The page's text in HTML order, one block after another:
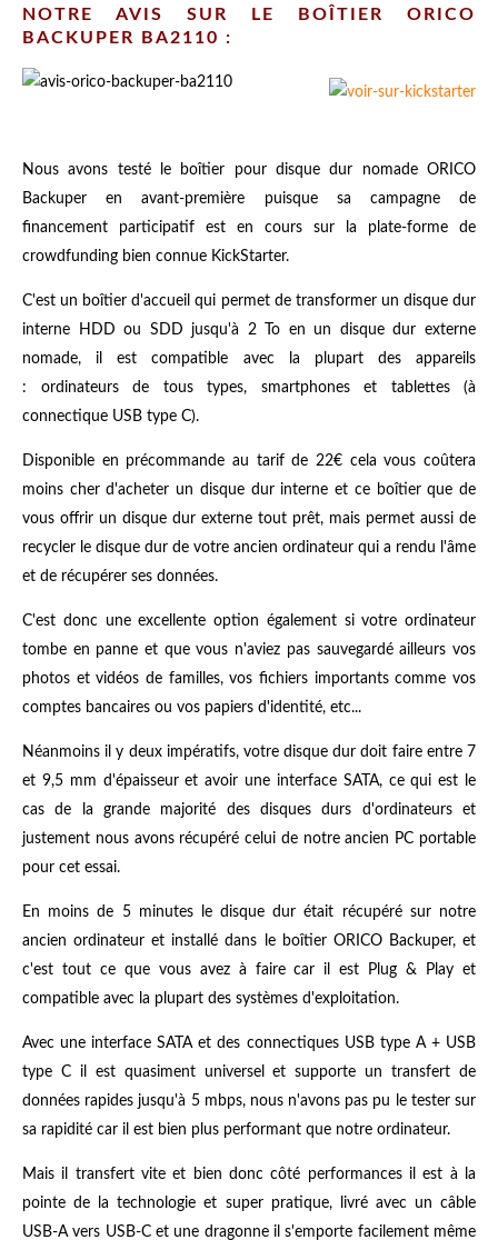
NOTRE AVIS SUR LE BOÎTIER ORICO
BACKUPER BA2110 :
Nous avons testé le boîtier pour disque dur nomade ORICO
Backuper en avant-première puisque sa campagne de
financement participatif est en cours sur la plate-forme de
crowdfunding bien connue KickStarter.
C'est un boîtier d'accueil qui permet de transformer un disque dur
interne HDD ou SDD jusqu'à 2 To en un disque dur externe
nomade, il est compatible avec la plupart des appareils
: ordinateurs de tous types, smartphones et tablettes (à
connectique USB type C).
Disponible en précommande au tarif de 22€ cela vous coûtera
moins cher d'acheter un disque dur interne et ce boîtier que de
vous offrir un disque dur externe tout prêt, mais permet aussi de
recycler le disque dur de votre ancien ordinateur qui a rendu l'âme
et de récupérer ses données.
C'est donc une excellente option également si votre ordinateur
tombe en panne et que vous n'aviez pas sauvegardé ailleurs vos
photos et vidéos de familles, vos fichiers importants comme vos
comptes bancaires ou vos papiers d'identité, etc...
Néanmoins il y deux impératifs, votre disque dur doit faire entre 7
et 9,5 mm d'épaisseur et avoir une interface SATA, ce qui est le
cas de la grande majorité des disques durs d'ordinateurs et
justement nous avons récupéré celui de notre ancien PC portable
pour cet essai.
En moins de 5 minutes le disque dur était récupéré sur notre
ancien ordinateur et installé dans le boîtier ORICO Backuper, et
c'est tout ce que vous avez à faire car il est Plug & Play et
compatible avec la plupart des systèmes d'exploitation.
Avec une interface SATA et des connectiques USB type A + USB
type C il est quasiment universel et supporte un transfert de
données rapides jusqu'à 5 mbps, nous n'avons pas pu le tester sur
sa rapidité car il est bien plus performant que notre ordinateur.
Mais il transfert vite et bien donc côté performances il est à la
pointe de la technologie et super pratique, livré avec un câble
USB-A vers USB-C et une dragonne il s'emporte facilement même